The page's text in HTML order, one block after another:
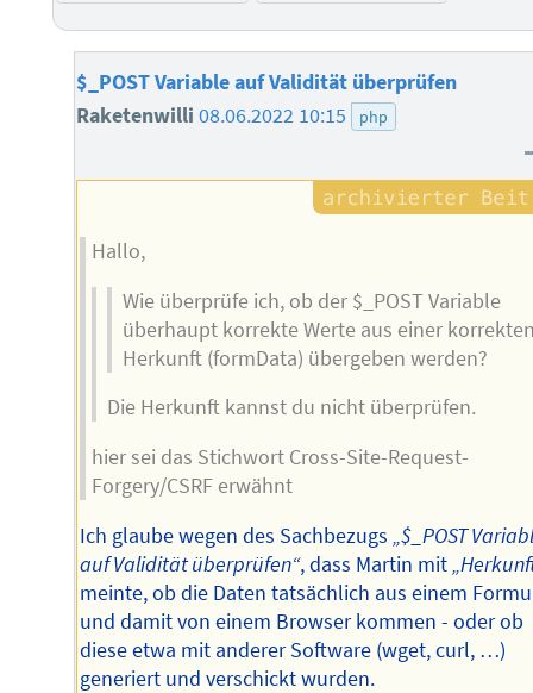
$_POST Variable auf Validität überprüfen
Raketenwilli08.06.2022 10:15 php
Hallo,
Wie überprüfe ich, ob der $_POST Variable
überhaupt korrekte Werte aus einer
Herkunft (formData) übergeben werden?
Die Herkunft kannst du nicht überprüfen.
hier sei das Stichwort Cross-Site-Request-
Forgery/CSRF erwähnt
Ich glaube wegen des Sachbezugs„$_POST
auf Validität überprüfen“, dass Martin mit
meinte, ob die Daten tatsächlich aus einem
und damit von einem Browser kommen - oder ob
diese etwa mit anderer Software (wget, curl, …)
generiert und verschickt wurden.